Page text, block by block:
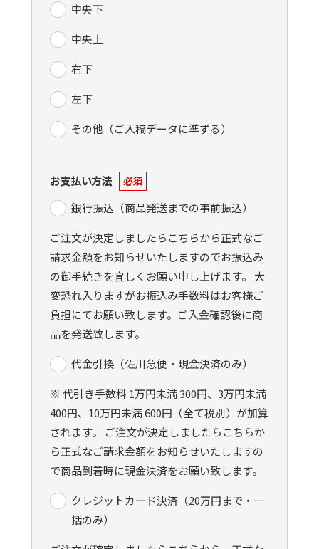
中央下
中央上
右下
左下
その他（ご入稿データに準ずる）
お支払い方法 必須
銀行振込（商品発送までの事前振込）
ご注文が決定しましたらこちらから正式なご
請求金額をお知らせいたしますのでお振込み
の御手続きを宜しくお願い申し上げます。 大
変恐れ入りますがお振込み手数料はお客様ご
負担にてお願い致します。ご入金確認後に商
品を発送致します。
代金引換（佐川急便・現金決済のみ）
※ 代引き手数料 1万円未満 300円、3万円未満
400円、10万円未満 600円（全て税別）が加算
されます。 ご注文が決定しましたらこちらか
ら正式なご請求金額をお知らせいたしますの
で商品到着時に現金決済をお願い致します。
クレジットカード決済（20万円まで・一
括のみ）